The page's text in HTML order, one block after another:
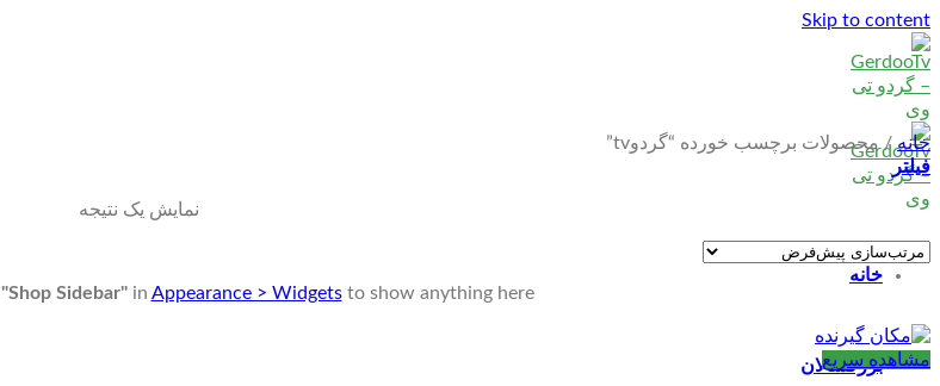
Skip to content
خانه
بزرگسالان
خانه / محصولات برچسب خورده “گردوtv”
فیلتر
نمایش یک نتیجه
"Shop Sidebar"in Appearance > Widgetsto show anything here
مشاهده سریع